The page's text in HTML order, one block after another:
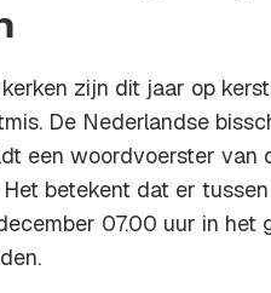
zijn dit jaar op
De Nederlandse
een woordvoerster van
Het betekent dat er
07.00 uur in het